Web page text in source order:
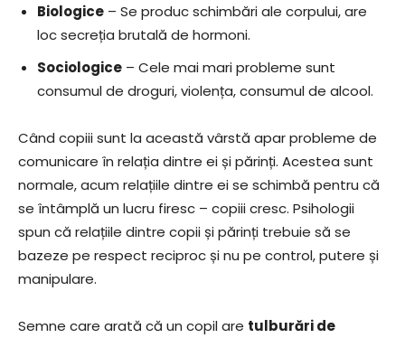
Biologice – Se produc schimbări ale corpului, are
loc secreția brutală de hormoni.
Sociologice – Cele mai mari probleme sunt
consumul de droguri, violența, consumul de alcool.
Când copiii sunt la această vârstă apar probleme de
comunicare în relația dintre ei și părinți. Acestea sunt
normale, acum relațiile dintre ei se schimbă pentru că
se întâmplă un lucru firesc – copiii cresc. Psihologii
spun că relațiile dintre copii și părinți trebuie să se
bazeze pe respect reciproc și nu pe control, putere și
manipulare.
Semne care arată că un copil are tulburări de